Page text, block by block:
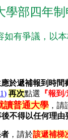
學部四年
有爭議，以
於遞補報到時間
) 再次點選 『報
讀普通大學 ，
不得以任何理由
，請於該遞補梯